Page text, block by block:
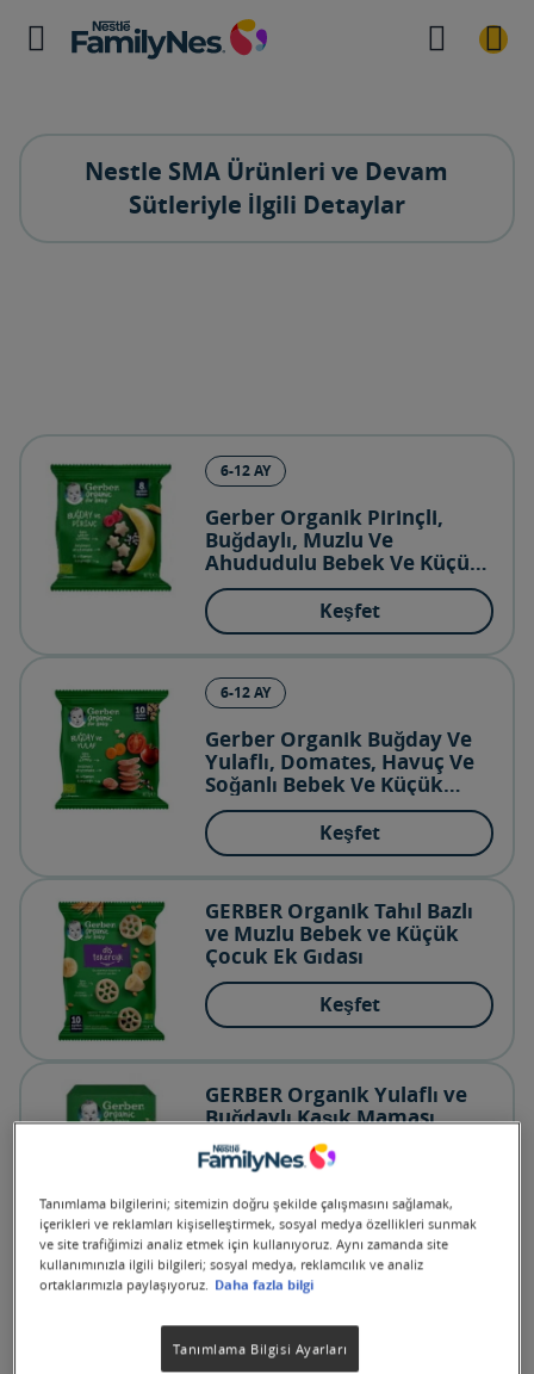
Nestle SMA Ürünleri ve Devam
Sütleriyle İlgili Detaylar
6-12 AY
Gerber Organik Pirinçli,
Buğdaylı, Muzlu Ve
Ahududulu Bebek Ve Küçük
Çocuk Atıştırmalığı (7g)
Keşfet
6-12 AY
Gerber Organik Buğday Ve
Yulaflı, Domates, Havuç Ve
Soğanlı Bebek Ve Küçük
Çocuk Atıştırmalığı (7g)
Keşfet
GERBER Organik Tahıl Bazlı
ve Muzlu Bebek ve Küçük
Çocuk Ek Gıdası
Keşfet
GERBER Organik Yulaflı ve
Buğdaylı Kaşık Maması
Keşfet
1-3 YAŞ
SMA® COMFORT 3 (400g)
Tanımlama bilgilerini; sitemizin doğru şekilde çalışmasını sağlamak,
içerikleri ve reklamları kişiselleştirmek, sosyal medya özellikleri sunmak
ve site trafiğimizi analiz etmek için kullanıyoruz. Aynı zamanda site
kullanımınızla ilgili bilgileri; sosyal medya, reklamcılık ve analiz
ortaklarımızla paylaşıyoruz. Daha fazla bilgi
Tanımlama Bilgisi Ayarları